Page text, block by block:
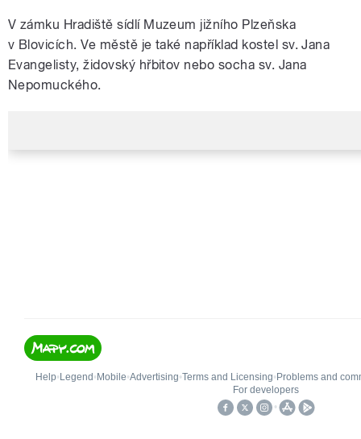
V zámku Hradiště sídlí Muzeum jižního Plzeňska
v Blovicích. Ve městě je také například kostel sv. Jana
Evangelisty, židovský hřbitov nebo socha sv. Jana
Nepomuckého.